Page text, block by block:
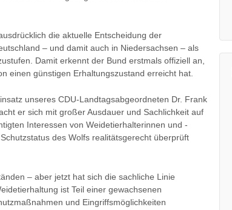
die aktuelle Entscheidung der
– und damit auch in Niedersachsen – als
Damit erkennt der Bund erstmals offiziell an,
einen günstigen Erhaltungszustand erreicht hat.
unseres CDU-Landtagsabgeordneten Dr. Frank
er sich mit großer Ausdauer und Sachlichkeit auf
Interessen von Weidetierhalterinnen und -
des Wolfs realitätsgerecht überprüft
– aber jetzt hat sich die sachliche Linie
ist Teil einer gewachsenen
und Eingriffsmöglichkeiten